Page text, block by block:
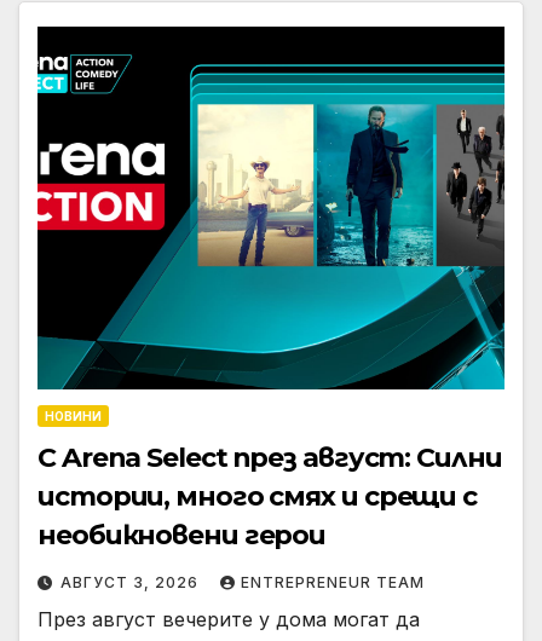
НОВИНИ
С Arena Select през август: Силни
истории, много смях и срещи с
необикновени герои
АВГУСТ 3, 2026 ENTREPRENEUR TEAM
През август вечерите у дома могат да